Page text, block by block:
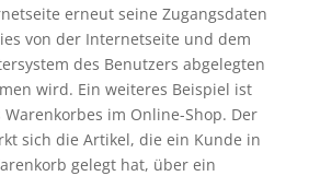
erneut seine Zugangsdaten
von der Internetseite und dem
des Benutzers abgelegten
wird. Ein weiteres Beispiel ist
Warenkorbes im Online-Shop. Der
sich die Artikel, die ein Kunde in
gelegt hat, über ein